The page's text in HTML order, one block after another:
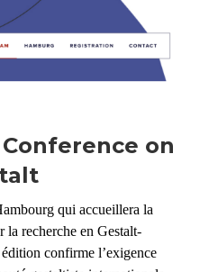
on
qui accueillera la
la recherche en Gestalt-
confirme l’exigence